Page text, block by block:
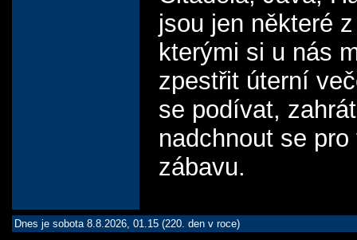
jsou jen některé
kterými si u nás
zpestřit úterní
se podívat,
nadchnout se pro
zábavu.
Dnes je sobota 8.8.2026, 01.15 (220. den v roce)